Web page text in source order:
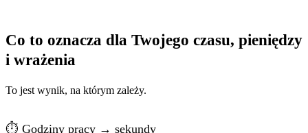
Co to oznacza dla Twojego czasu, pieniędzy
i wrażenia
To jest wynik, na którym zależy.
⏱️ Godziny pracy → sekundy